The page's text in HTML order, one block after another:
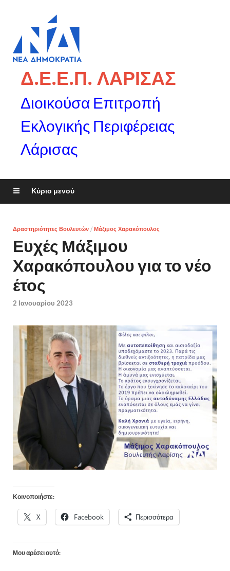
Δ.Ε.Ε.Π. ΛΑΡΙΣΑΣ
Διοικούσα Επιτροπή
Εκλογικής Περιφέρειας
Λάρισας
Κύριο μενού
Δραστηριότητες Βουλευτών / Μάξιμος Χαρακόπουλος
Ευχές Μάξιμου
Χαρακόπουλου για το νέο
έτος
2 Ιανουαρίου 2023
Κοινοποιήστε:
X Facebook Περισσότερα
Μου αρέσει αυτό: